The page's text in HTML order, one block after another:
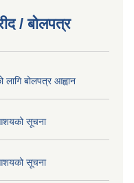
/ बोलपत्र
लागि बोलपत्र आह्वान
सूचना
सूचना